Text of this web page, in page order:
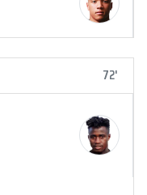
72'